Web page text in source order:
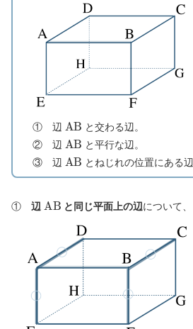
① 辺 A B と交わる辺。
② 辺
A B と平行な辺。
③ 辺
A B とねじれの位置にある辺
① 辺 A B と同じ平面上の辺について、